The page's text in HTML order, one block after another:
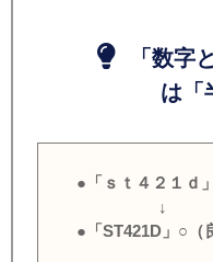
「数字と
は「
●「ｓｔ４２１ｄ
↓
●「ST421D」○（